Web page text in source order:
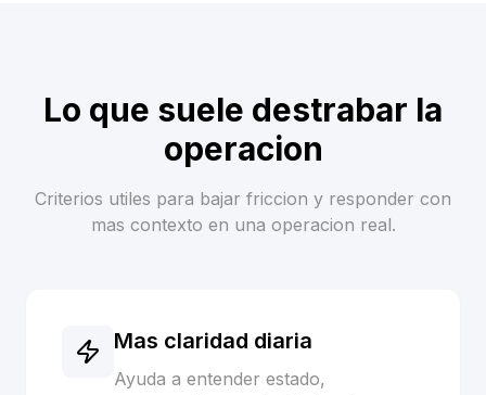
Lo que suele destrabar la
operacion
Criterios utiles para bajar friccion y responder con
mas contexto en una operacion real.
Mas claridad diaria
Ayuda a entender estado,